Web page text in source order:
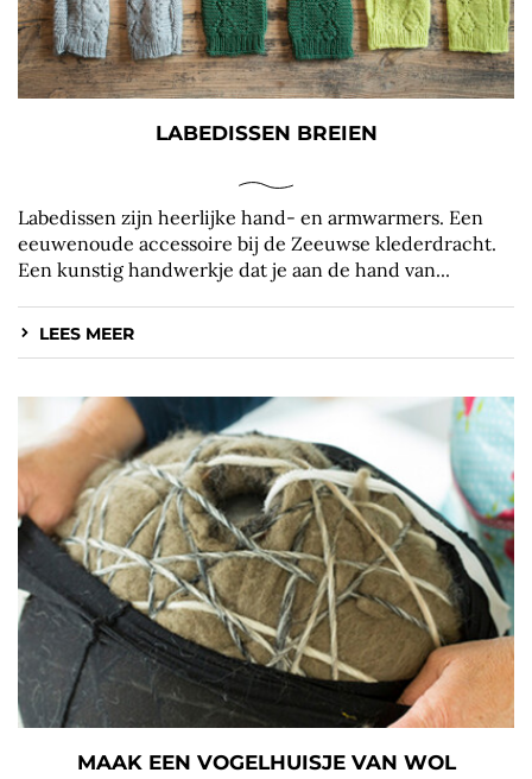
LABEDISSEN BREIEN
Labedissen zijn heerlijke hand- en armwarmers. Een
eeuwenoude accessoire bij de Zeeuwse klederdracht.
Een kunstig handwerkje dat je aan de hand van...
LEES MEER
MAAK EEN VOGELHUISJE VAN WOL